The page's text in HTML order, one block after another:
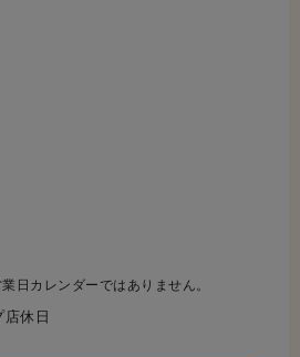
日カレンダーではありません。
休日